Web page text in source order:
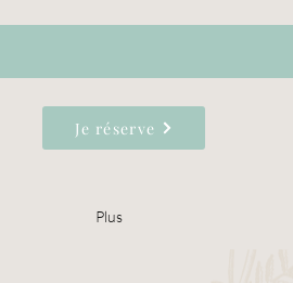
Je réserve
Plus